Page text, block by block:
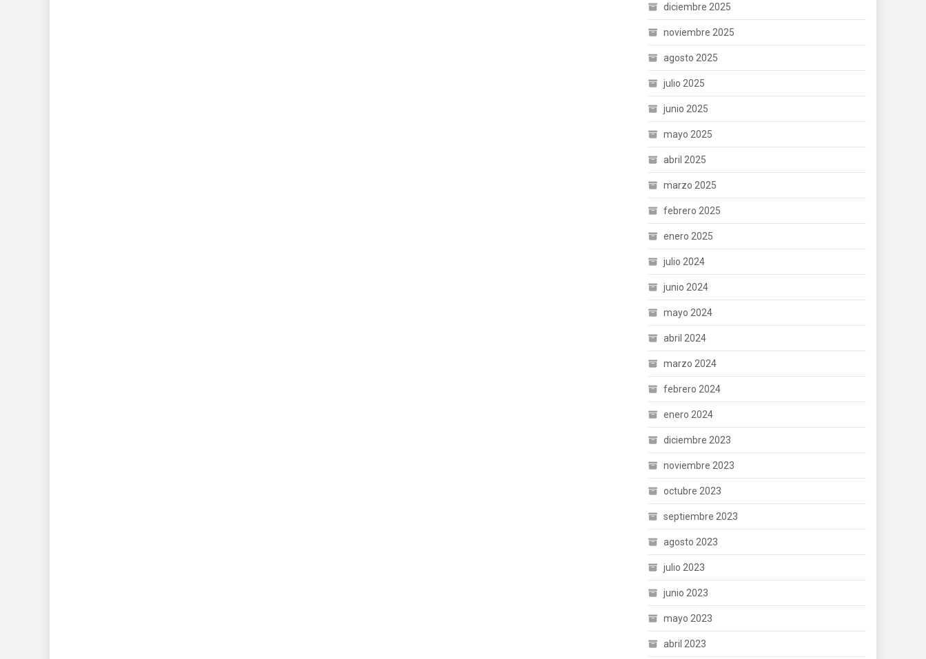
diciembre 2025
noviembre 2025
agosto 2025
julio 2025
junio 2025
mayo 2025
abril 2025
marzo 2025
febrero 2025
enero 2025
julio 2024
junio 2024
mayo 2024
abril 2024
marzo 2024
febrero 2024
enero 2024
diciembre 2023
noviembre 2023
octubre 2023
septiembre 2023
agosto 2023
julio 2023
junio 2023
mayo 2023
abril 2023